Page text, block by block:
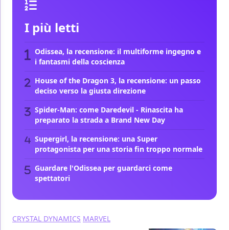
I più letti
Odissea, la recensione: il multiforme ingegno e
i fantasmi della coscienza
House of the Dragon 3, la recensione: un passo
deciso verso la giusta direzione
Spider-Man: come Daredevil - Rinascita ha
preparato la strada a Brand New Day
Supergirl, la recensione: una Super
protagonista per una storia fin troppo normale
Guardare l'Odissea per guardarci come
spettatori
CRYSTAL DYNAMICS MARVEL